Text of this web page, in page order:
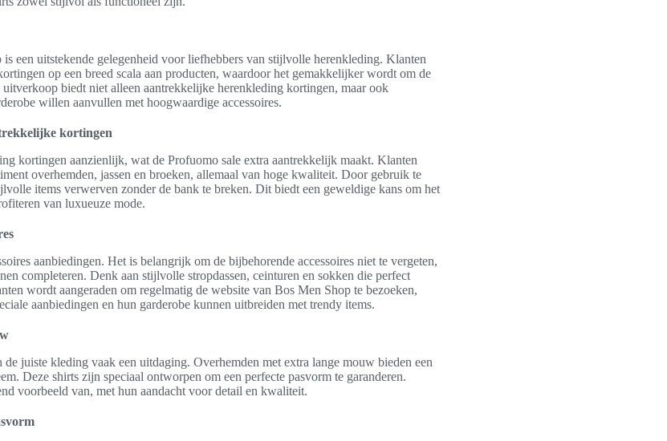
een uitstekende gelegenheid voor liefhebbers van stijlvolle herenkleding. Klanten
op een breed scala aan producten, waardoor het gemakkelijker wordt om de
biedt niet alleen aantrekkelijke herenkleding kortingen, maar ook
willen aanvullen met hoogwaardige accessoires.
kortingen
kortingen aanzienlijk, wat de Profuomo sale extra aantrekkelijk maakt. Klanten
overhemden, jassen en broeken, allemaal van hoge kwaliteit. Door gebruik te
items verwerven zonder de bank te breken. Dit biedt een geweldige kans om het
van luxueuze mode.
aanbiedingen. Het is belangrijk om de bijbehorende accessoires niet te vergeten,
completeren. Denk aan stijlvolle stropdassen, ceinturen en sokken die perfect
wordt aangeraden om regelmatig de website van Bos Men Shop te bezoeken,
aanbiedingen en hun garderobe kunnen uitbreiden met trendy items.
juiste kleding vaak een uitdaging. Overhemden met extra lange mouw bieden een
Deze shirts zijn speciaal ontworpen om een perfecte pasvorm te garanderen.
voorbeeld van, met hun aandacht voor detail en kwaliteit.